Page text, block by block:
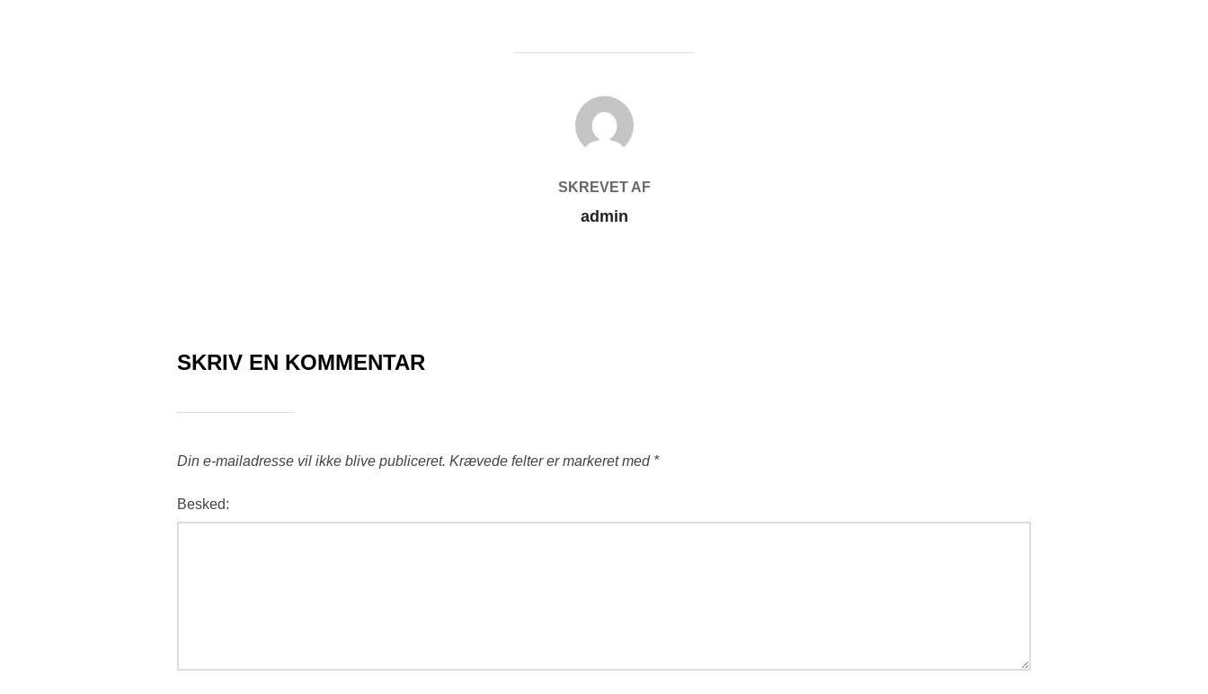
FORFATTER
SKREVET AF
admin
SKRIV EN KOMMENTAR
Din e-mailadresse vil ikke blive publiceret. Krævede felter er markeret med *
Besked: